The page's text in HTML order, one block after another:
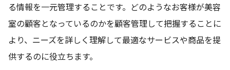
る情報を一元管理することです。どのようなお客様が美容
室の顧客となっているのかを顧客管理して把握することに
より、ニーズを詳しく理解して最適なサービスや商品を提
供するのに役立ちます。